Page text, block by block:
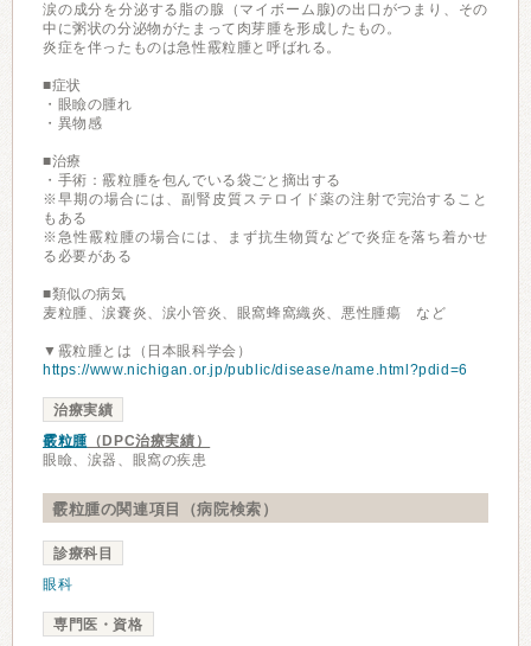
涙の成分を分泌する脂の腺（マイボーム腺)の出口がつまり、その
中に粥状の分泌物がたまって肉芽腫を形成したもの。
炎症を伴ったものは急性霰粒腫と呼ばれる。
■症状
・眼瞼の腫れ
・異物感
■治療
・手術：霰粒腫を包んでいる袋ごと摘出する
※早期の場合には、副腎皮質ステロイド薬の注射で完治すること
もある
※急性霰粒腫の場合には、まず抗生物質などで炎症を落ち着かせ
る必要がある
■類似の病気
麦粒腫、涙嚢炎、涙小管炎、眼窩蜂窩織炎、悪性腫瘍 など
▼霰粒腫とは（日本眼科学会）
https://www.nichigan.or.jp/public/disease/name.html?pdid=6
治療実績
霰粒腫（DPC治療実績）
眼瞼、涙器、眼窩の疾患
霰粒腫の関連項目（病院検索）
診療科目
眼科
専門医・資格